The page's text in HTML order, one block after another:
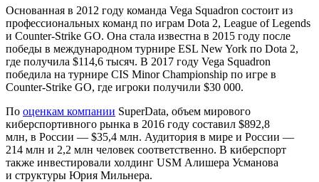
Основанная в 2012 году команда Vega Squadron состоит из
профессиональных команд по играм Dota 2, League of Legends
и Counter-Strike GO. Она стала известна в 2015 году после
победы в международном турнире ESL New York по Dota 2,
где получила $114,6 тысяч. В 2017 году Vega Squadron
победила на турнире CIS Minor Championship по игре в
Counter-Strike GO, где игроки получили $30 000.
По оценкам компании SuperData, объем мирового
киберспортивного рынка в 2016 году составил $892,8
млн, в России — $35,4 млн. Аудитория в мире и России —
214 млн и 2,2 млн человек соответственно. В киберспорт
также инвестировали холдинг USM Алишера Усманова
и структуры Юрия Мильнера.